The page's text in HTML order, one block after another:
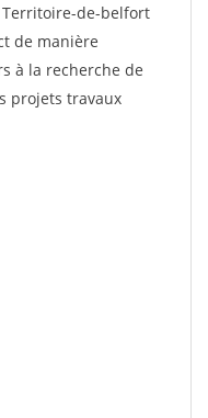
de-belfort
de manière
à la recherche de
projets travaux